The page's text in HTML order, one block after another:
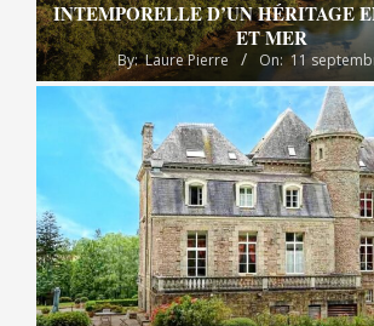
INTEMPORELLE D’UN HÉRITAGE
ET MER
By: Laure Pierre On: 11